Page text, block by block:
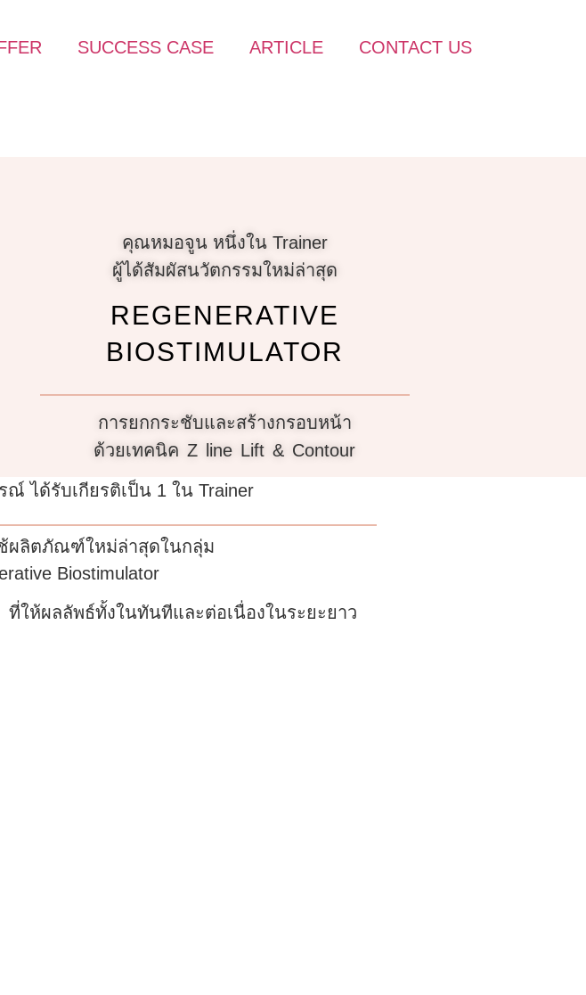
SUCCESS CASE ARTICLE CONTACT US
คุณหมอจูน หนึ่งใน Trainer
ผู้ได้สัมผัสนวัตกรรมใหม่ล่าสุด
REGENERATIVE
BIOSTIMULATOR
การยกกระชับและสร้างกรอบหน้า
ด้วยเทคนิค Z line Lift & Contour
ได้รับเกียรติเป็น 1 ใน Trainer
ผลิตภัณฑ์ใหม่ล่าสุดในกลุ่ม
Biostimulator
ให้ผลลัพธ์ทั้งในทันทีและต่อเนื่องในระยะยาว